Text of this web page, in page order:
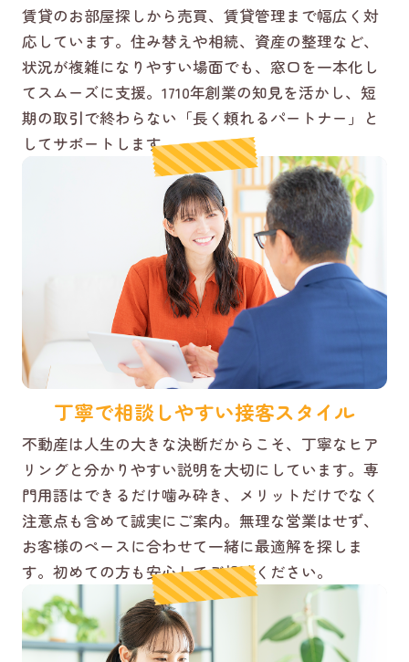
賃貸のお部屋探しから売買、賃貸管理まで幅広く対
応しています。住み替えや相続、資産の整理など、
状況が複雑になりやすい場面でも、窓口を一本化し
てスムーズに支援。1710年創業の知見を活かし、短
期の取引で終わらない「長く頼れるパートナー」と
してサポートします。
丁寧で相談しやすい接客スタイル
不動産は人生の大きな決断だからこそ、丁寧なヒア
リングと分かりやすい説明を大切にしています。専
門用語はできるだけ噛み砕き、メリットだけでなく
注意点も含めて誠実にご案内。無理な営業はせず、
お客様のペースに合わせて一緒に最適解を探しま
す。初めての方も安心してご相談ください。